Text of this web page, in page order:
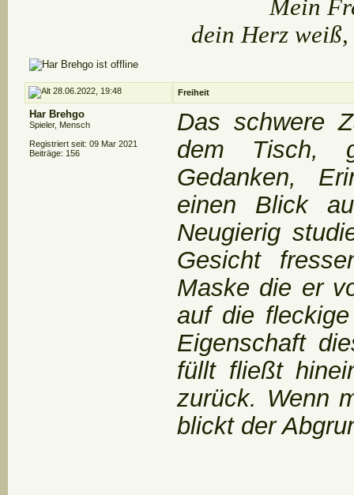
Mein
dein Herz
28.06.2022, 19:48 Freiheit
Har Brehgo
Spieler, Mensch
Registriert seit: 09 Mar 2021
Beiträge: 156
Das schwere
dem Tisch,
Gedanken,
einen Blick
Neugierig
Gesicht
Maske die er
auf die
Eigenschaft
füllt fließt
zurück. Wenn
blickt der